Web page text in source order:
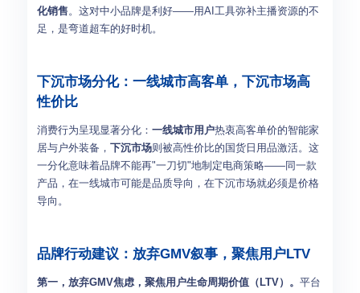
化销售。这对中小品牌是利好——用AI工具弥补主播资源的不
足，是弯道超车的好时机。
下沉市场分化：一线城市高客单，下沉市场高
性价比
消费行为呈现显著分化： 一线城市用户热衷高客单价的智能家
居与户外装备， 下沉市场则被高性价比的国货日用品激活。这
一分化意味着品牌不能再"一刀切"地制定电商策略——同一款
产品，在一线城市可能是品质导向，在下沉市场就必须是价格
导向。
品牌行动建议：放弃GMV叙事，聚焦用户LTV
第一，放弃GMV焦虑，聚焦用户生命周期价值（LTV）。 平台